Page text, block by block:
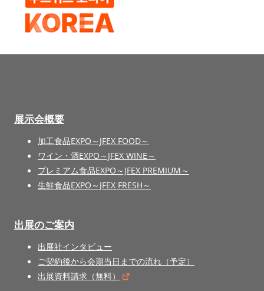
展示会概要
加工食品EXPO～JFEX FOOD～
ワイン・酒EXPO～JFEX WINE～
プレミアム食品EXPO～JFEX PREMIUM～
生鮮食品EXPO～JFEX FRESH～
出展のご案内
出展社インタビュー
ご契約後から会期当日までの流れ（予定）
出展資料請求（無料）